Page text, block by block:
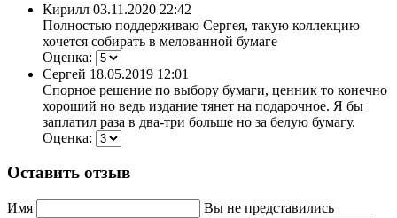
Кирилл 03.11.2020 22:42
Полностью поддерживаю Сергея, такую коллекцию
хочется собирать в мелованной бумаге
Оценка:
Сергей 18.05.2019 12:01
Спорное решение по выбору бумаги, ценник то конечно
хороший но ведь издание тянет на подарочное. Я бы
заплатил раза в два-три больше но за белую бумагу.
Оценка:
Оставить отзыв
Имя
Вы не представились